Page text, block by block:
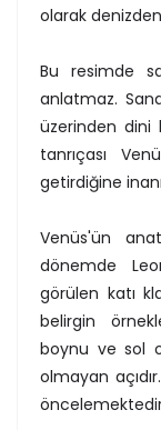
olarak denizden
Bu resimde
anlatmaz.
üzerinden dini
tanrıçası
getirdiğine
Venüs'ün
dönemde
görülen katı
belirgin
boynu ve sol
olmayan